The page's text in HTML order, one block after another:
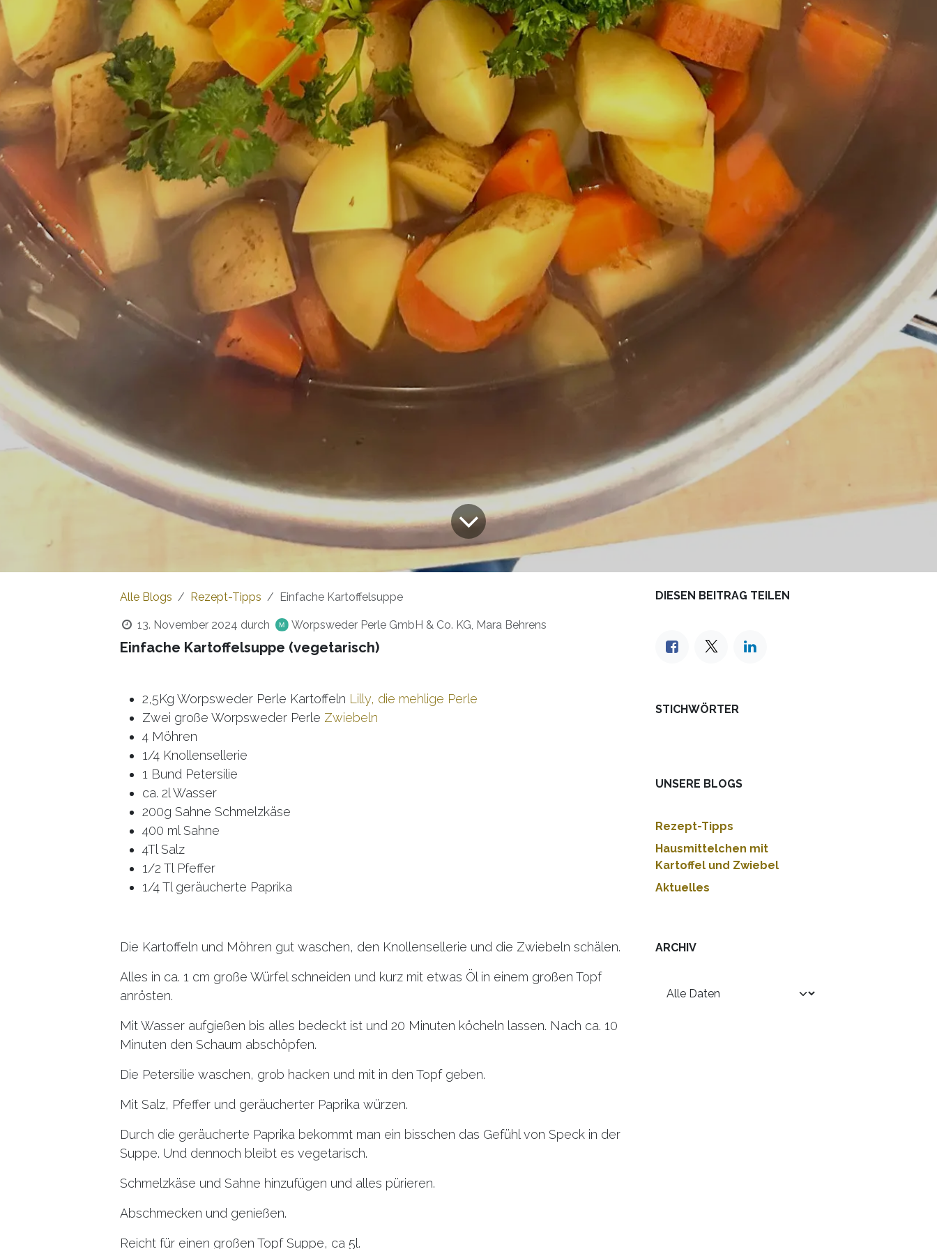
Alle Blogs Rezept-Tipps Einfache Kartoffelsuppe
13. November 2024 durch Worpsweder Perle GmbH & Co. KG, Mara Behrens
Einfache Kartoffelsuppe (vegetarisch)
2,5Kg Worpsweder Perle Kartoffeln Lilly, die mehlige Perle
Zwei große Worpsweder Perle Zwiebeln
4 Möhren
1/4 Knollensellerie
1 Bund Petersilie
ca. 2l Wasser
200g Sahne Schmelzkäse
400 ml Sahne
4Tl Salz
1/2 Tl Pfeffer
1/4 Tl geräucherte Paprika
Die Kartoffeln und Möhren gut waschen, den Knollensellerie und die Zwiebeln schälen.
Alles in ca. 1 cm große Würfel schneiden und kurz mit etwas Öl in einem großen Topf
anrösten.
Mit Wasser aufgießen bis alles bedeckt ist und 20 Minuten köcheln lassen. Nach ca. 10
Minuten den Schaum abschöpfen.
Die Petersilie waschen, grob hacken und mit in den Topf geben.
Mit Salz, Pfeffer und geräucherter Paprika würzen.
Durch die geräucherte Paprika bekommt man ein bisschen das Gefühl von Speck in der
Suppe. Und dennoch bleibt es vegetarisch.
Schmelzkäse und Sahne hinzufügen und alles pürieren.
Abschmecken und genießen.
Reicht für einen großen Topf Suppe, ca 5l.
DIESEN BEITRAG TEILEN
STICHWÖRTER
UNSERE BLOGS
Rezept-Tipps
Hausmittelchen mit
Kartoffel und Zwiebel
Aktuelles
ARCHIV